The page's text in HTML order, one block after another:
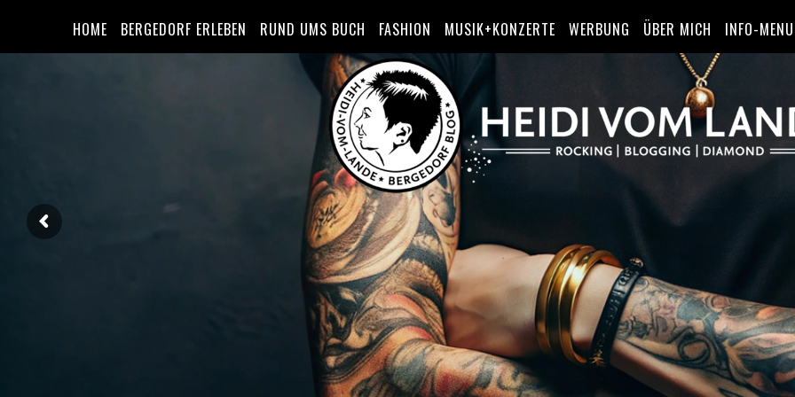
HOME BERGEDORF ERLEBEN RUND UMS BUCH FASHION MUSIK+KONZERTE WERBUNG ÜBER MICH INFO-